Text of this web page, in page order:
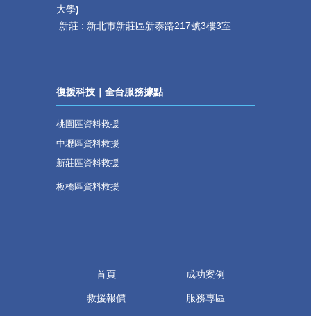
大學)
新莊 : 新北市新莊區新泰路217號3樓3室
復援科技｜全台服務據點
桃園區資料救援
中壢區資料救援
新莊區資料救援
板橋區資料救援
首頁 成功案例
救援報價 服務專區